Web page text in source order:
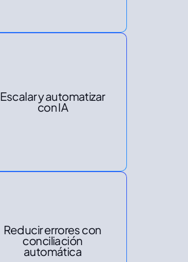
Escalar y automatizar
con IA
Reducir errores con
conciliación
automática